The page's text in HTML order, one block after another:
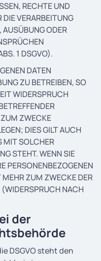
RECHTE UND
DIE VERARBEITUNG
AUSÜBUNG ODER
1 DSGVO).
DATEN
ZU BETREIBEN, SO
WIDERSPRUCH
ZWECKE
DIES GILT AUCH
MIT SOLCHER
STEHT. WENN SIE
PERSONENBEZOGENEN
ZUM ZWECKE DER
NACH
der
DSGVO steht den